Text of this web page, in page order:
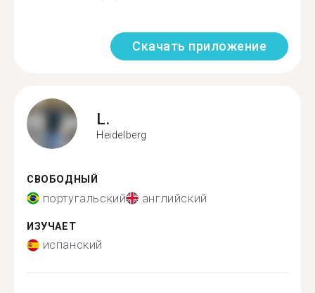
Скачать приложение
L.
Heidelberg
СВОБОДНЫЙ
португальский английский
ИЗУЧАЕТ
испанский